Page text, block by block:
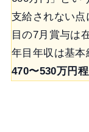
支給されない
目の7月賞与は
年目年収は基
470〜530万円